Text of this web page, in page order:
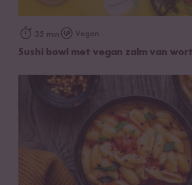
35 min Vegan
Sushi bowl met vegan zalm van